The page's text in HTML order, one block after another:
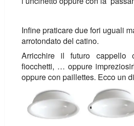
Infine praticare due fori uguali
arrotondato del catino.
Arricchire il futuro cappello
fiocchetti, … oppure
oppure con paillettes. Ecco un